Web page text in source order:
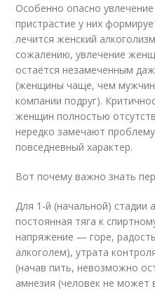
Особенно опасно
пристрастие у них
лечится женский
сожалению, увлечение
остаётся незамеченным
(женщины чаще, чем
компании подруг).
женщин полностью
нередко замечают
повседневный характер.
Вот почему важно знать
Для 1-й (начальной) стадии
постоянная тяга к
напряжение — горе,
алкоголем), утрата
(начав пить, невозможно
амнезия (человек не может